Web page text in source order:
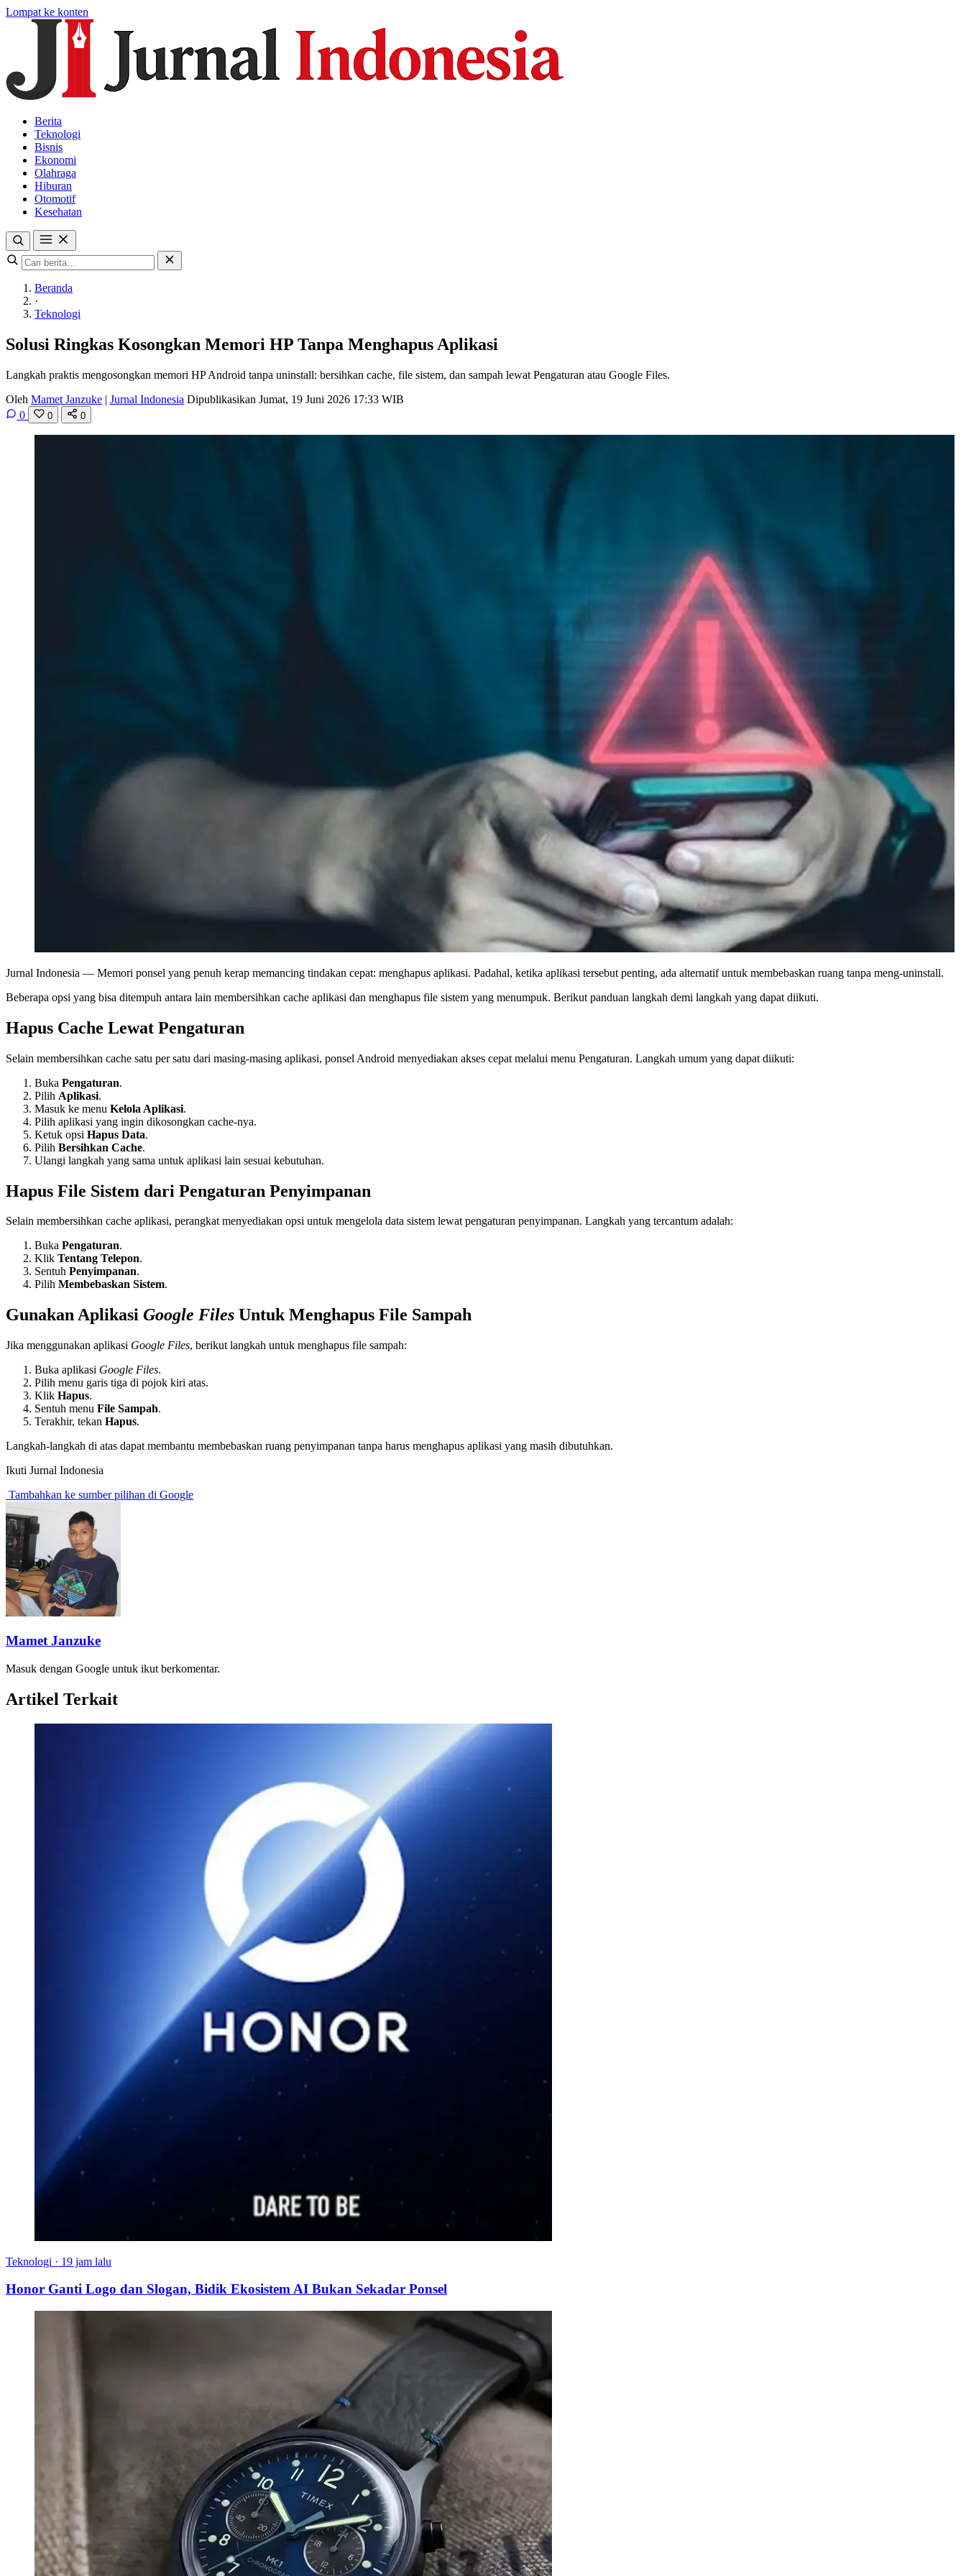
Lompat ke konten
Berita
Teknologi
Bisnis
Ekonomi
Olahraga
Hiburan
Otomotif
Kesehatan
Beranda
·
Teknologi
Solusi Ringkas Kosongkan Memori HP Tanpa Menghapus Aplikasi
Langkah praktis mengosongkan memori HP Android tanpa uninstall: bersihkan cache, file sistem, dan sampah lewat Pengaturan atau Google Files.
Oleh Mamet Janzuke | Jurnal Indonesia Dipublikasikan Jumat, 19 Juni 2026 17:33 WIB
0
0 0
Jurnal Indonesia — Memori ponsel yang penuh kerap memancing tindakan cepat: menghapus aplikasi. Padahal, ketika aplikasi tersebut penting, ada alternatif untuk membebaskan ruang tanpa meng-uninstall.
Beberapa opsi yang bisa ditempuh antara lain membersihkan cache aplikasi dan menghapus file sistem yang menumpuk. Berikut panduan langkah demi langkah yang dapat diikuti.
Hapus Cache Lewat Pengaturan
Selain membersihkan cache satu per satu dari masing-masing aplikasi, ponsel Android menyediakan akses cepat melalui menu Pengaturan. Langkah umum yang dapat diikuti:
Buka Pengaturan.
Pilih Aplikasi.
Masuk ke menu Kelola Aplikasi.
Pilih aplikasi yang ingin dikosongkan cache-nya.
Ketuk opsi Hapus Data.
Pilih Bersihkan Cache.
Ulangi langkah yang sama untuk aplikasi lain sesuai kebutuhan.
Hapus File Sistem dari Pengaturan Penyimpanan
Selain membersihkan cache aplikasi, perangkat menyediakan opsi untuk mengelola data sistem lewat pengaturan penyimpanan. Langkah yang tercantum adalah:
Buka Pengaturan.
Klik Tentang Telepon.
Sentuh Penyimpanan.
Pilih Membebaskan Sistem.
Gunakan Aplikasi Google Files Untuk Menghapus File Sampah
Jika menggunakan aplikasi Google Files, berikut langkah untuk menghapus file sampah:
Buka aplikasi Google Files.
Pilih menu garis tiga di pojok kiri atas.
Klik Hapus.
Sentuh menu File Sampah.
Terakhir, tekan Hapus.
Langkah-langkah di atas dapat membantu membebaskan ruang penyimpanan tanpa harus menghapus aplikasi yang masih dibutuhkan.
Ikuti Jurnal Indonesia
Tambahkan ke sumber pilihan di Google
Mamet Janzuke
Masuk dengan Google untuk ikut berkomentar.
Artikel Terkait
Teknologi · 19 jam lalu
Honor Ganti Logo dan Slogan, Bidik Ekosistem AI Bukan Sekadar Ponsel